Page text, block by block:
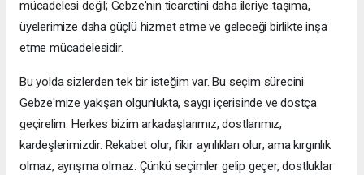
mücadelesi değil; Gebze'nin ticaretini daha ileriye taşıma,
üyelerimize daha güçlü hizmet etme ve geleceği birlikte inşa
etme mücadelesidir.
Bu yolda sizlerden tek bir isteğim var. Bu seçim sürecini
Gebze'mize yakışan olgunlukta, saygı içerisinde ve dostça
geçirelim. Herkes bizim arkadaşlarımız, dostlarımız,
kardeşlerimizdir. Rekabet olur, fikir ayrılıkları olur; ama kırgınlık
olmaz, ayrışma olmaz. Çünkü seçimler gelip geçer, dostluklar